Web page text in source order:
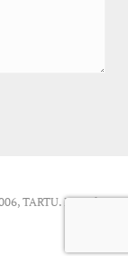
TARTU. Kontakt: